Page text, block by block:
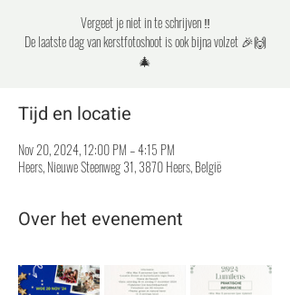
Vergeet je niet in te schrijven ‼️
De laatste dag van kerstfotoshoot is ook bijna volzet 🎉🙌
🎄
Tijd en locatie
Nov 20, 2024, 12:00 PM – 4:15 PM
Heers, Nieuwe Steenweg 31, 3870 Heers, België
Over het evenement